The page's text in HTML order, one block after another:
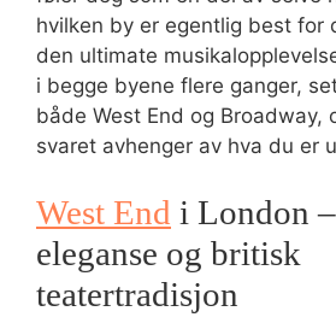
hvilken by er egentlig best for
den ultimate
i begge byene flere ganger,
både West End og Broadway,
svaret avhenger av hva du er
West End i London
eleganse og britisk
teatertradisjon